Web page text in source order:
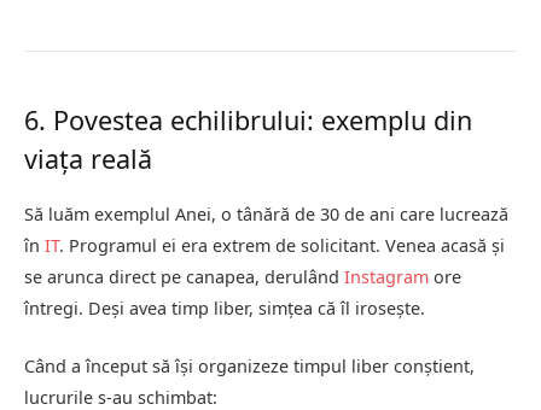
6. Povestea echilibrului: exemplu din
viața reală
Să luăm exemplul Anei, o tânără de 30 de ani care lucrează
în IT. Programul ei era extrem de solicitant. Venea acasă și
se arunca direct pe canapea, derulând Instagram ore
întregi. Deși avea timp liber, simțea că îl irosește.
Când a început să își organizeze timpul liber conștient,
lucrurile s-au schimbat: